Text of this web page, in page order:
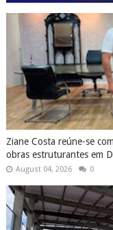
Ziane Costa reúne-se
obras estruturantes em
August 04, 2026 0